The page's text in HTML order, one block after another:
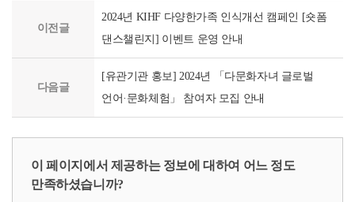
이전글
2024년 KIHF 다양한가족 인식개선 캠페인 [숏폼
댄스챌린지] 이벤트 운영 안내
다음글
[유관기관 홍보] 2024년 「다문화자녀 글로벌
언어·문화체험」 참여자 모집 안내
이 페이지에서 제공하는 정보에 대하여 어느 정도
만족하셨습니까?